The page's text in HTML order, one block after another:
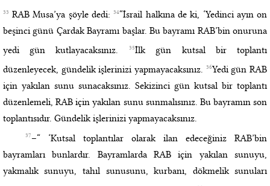
33 RAB Musa’ya şöyle dedi:34“İsrail halkına de ki, ‘Yedinci ayın on
beşinci günü Çardak Bayramı başlar. Bu bayramı RAB’bin onuruna
yedi gün kutlayacaksınız.
35İlk gün kutsal bir toplantı
düzenleyecek, gündelik işlerinizi yapmayacaksınız. 36Yedi gün RAB
için yakılan sunu sunacaksınız. Sekizinci gün kutsal bir toplantı
düzenlemeli, RAB için yakılan sunu sunmalısınız. Bu bayramın son
toplantısıdır. Gündelik işlerinizi yapmayacaksınız.
37–“ ‘Kutsal toplantılar olarak ilan edeceğiniz RAB’bin
bayramları bunlardır. Bayramlarda RAB için yakılan sunuyu,
yakmalık sunuyu, tahıl sunusunu, kurbanı, dökmelik sunuları